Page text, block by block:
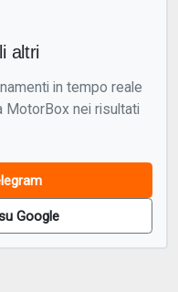
altri
in tempo reale
MotorBox nei risultati
Google